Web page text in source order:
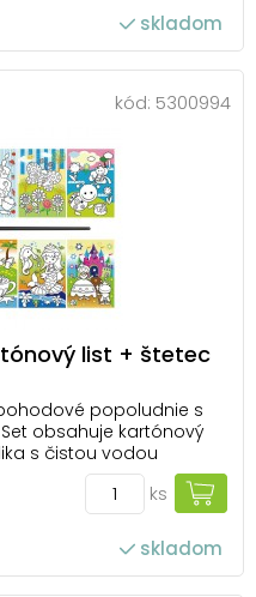
skladom
kód: 5300994
list + štetec
popoludnie s
obsahuje kartónový
s čistou vodou
ploche a ako kúzlom
3. Po zaschnutí
zn...
ks
skladom